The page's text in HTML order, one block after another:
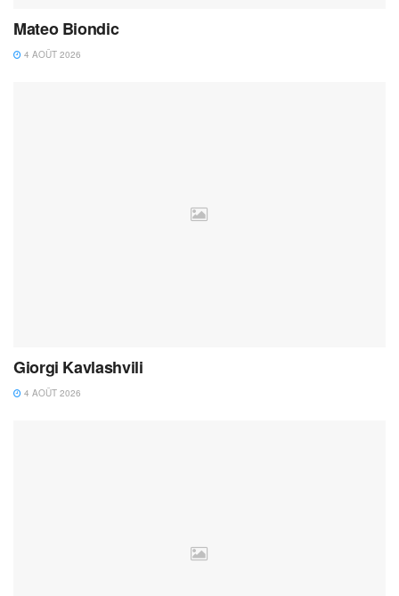
Mateo Biondic
4 AOÛT 2026
Giorgi Kavlashvili
4 AOÛT 2026